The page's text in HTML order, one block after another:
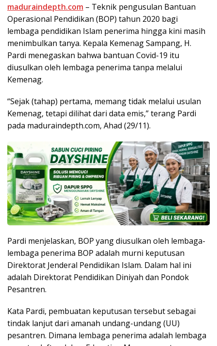
maduraindepth.com – Teknik pengusulan Bantuan
Operasional Pendidikan (BOP) tahun 2020 bagi
lembaga pendidikan Islam penerima hingga kini masih
menimbulkan tanya. Kepala Kemenag Sampang, H.
Pardi menegaskan bahwa bantuan Covid-19 itu
diusulkan oleh lembaga penerima tanpa melalui
Kemenag.
“Sejak (tahap) pertama, memang tidak melalui usulan
Kemenag, tetapi dilihat dari data emis,” terang Pardi
pada maduraindepth.com, Ahad (29/11).
Pardi menjelaskan, BOP yang diusulkan oleh lembaga-
lembaga penerima BOP adalah murni keputusan
Direktorat Jenderal Pendidikan Islam. Dalam hal ini
adalah Direktorat Pendidikan Diniyah dan Pondok
Pesantren.
Kata Pardi, pembuatan keputusan tersebut sebagai
tindak lanjut dari amanah undang-undang (UU)
pesantren. Dimana lembaga penerima adalah lembaga